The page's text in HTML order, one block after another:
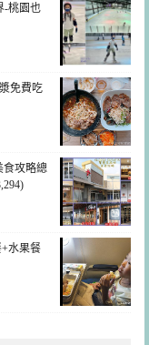
-桃園也
免費吃
食攻略總
水果餐